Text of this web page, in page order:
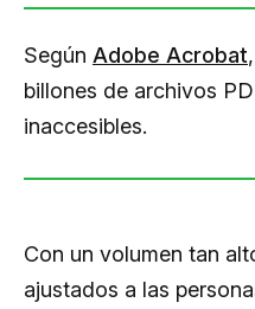
Según Adobe Acrobat
billones de archivos
inaccesibles.
Con un volumen tan
ajustados a las